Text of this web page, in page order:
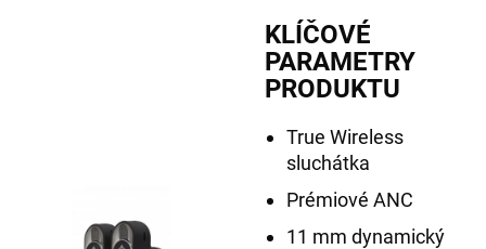
KLÍČOVÉ
PARAMETRY
PRODUKTU
True Wireless
sluchátka
Prémiové ANC
11 mm dynamický